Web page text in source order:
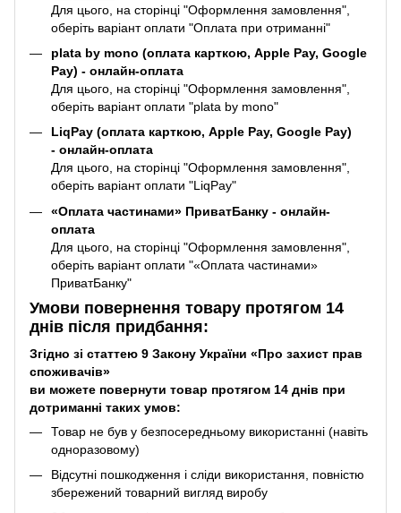
Для цього, на сторінці "Оформлення замовлення",
оберіть варіант оплати "Оплата при отриманні"
plata by mono (оплата карткою, Apple Pay, Google
Pay) - онлайн-оплата
Для цього, на сторінці "Оформлення замовлення",
оберіть варіант оплати "plata by mono"
LiqPay (оплата карткою, Apple Pay, Google Pay)
- онлайн-оплата
Для цього, на сторінці "Оформлення замовлення",
оберіть варіант оплати "LiqPay"
«Оплата частинами» ПриватБанку - онлайн-
оплата
Для цього, на сторінці "Оформлення замовлення",
оберіть варіант оплати "«Оплата частинами»
ПриватБанку"
Умови повернення товару протягом 14
днів після придбання:
Згідно зі статтею 9 Закону України «Про захист прав
споживачів»
ви можете повернути товар протягом 14 днів при
дотриманні таких умов:
Товар не був у безпосередньому використанні (навіть
одноразовому)
Відсутні пошкодження і сліди використання, повністю
збережений товарний вигляд виробу